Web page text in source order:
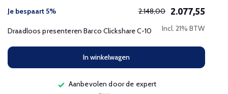
Je bespaart 5% 2.148,00 2.077,55
Draadloos presenteren Barco Clickshare C-10 Incl. 21% BTW
In winkelwagen
Aanbevolen door de expert